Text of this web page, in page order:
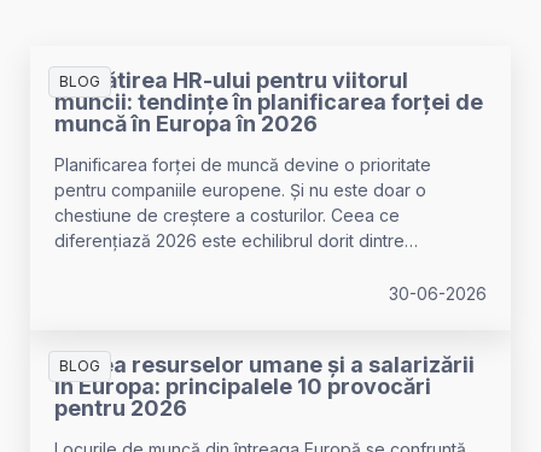
BLOG
Pregătirea HR-ului pentru viitorul
muncii: tendințe în planificarea forței de
muncă în Europa în 2026
Planificarea forței de muncă devine o prioritate
pentru companiile europene. Și nu este doar o
chestiune de creștere a costurilor. Ceea ce
diferențiază 2026 este echilibrul dorit dintre
acestor cheltuieli mai mari de forță de muncă și30-06-2026
BLOG
Starea resurselor umane și a salarizării
în Europa: principalele 10 provocări
pentru 2026